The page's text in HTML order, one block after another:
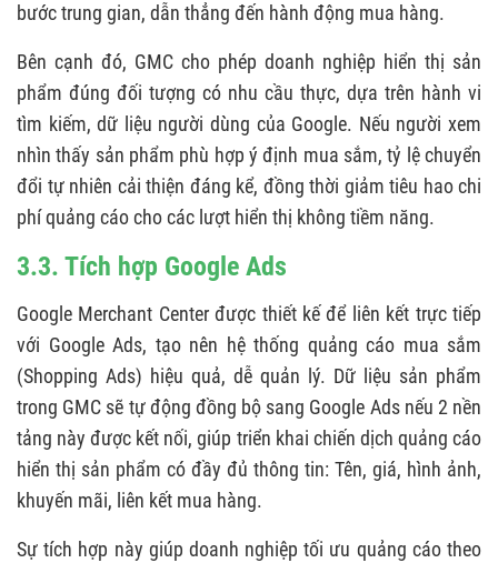
bước trung gian, dẫn thẳng đến hành động mua hàng.
Bên cạnh đó, GMC cho phép doanh nghiệp hiển thị sản
phẩm đúng đối tượng có nhu cầu thực, dựa trên hành vi
tìm kiếm, dữ liệu người dùng của Google. Nếu người xem
nhìn thấy sản phẩm phù hợp ý định mua sắm, tỷ lệ chuyển
đổi tự nhiên cải thiện đáng kể, đồng thời giảm tiêu hao chi
phí quảng cáo cho các lượt hiển thị không tiềm năng.
3.3. Tích hợp Google Ads
Google Merchant Center được thiết kế để liên kết trực tiếp
với Google Ads, tạo nên hệ thống quảng cáo mua sắm
(Shopping Ads) hiệu quả, dễ quản lý. Dữ liệu sản phẩm
trong GMC sẽ tự động đồng bộ sang Google Ads nếu 2 nền
tảng này được kết nối, giúp triển khai chiến dịch quảng cáo
hiển thị sản phẩm có đầy đủ thông tin: Tên, giá, hình ảnh,
khuyến mãi, liên kết mua hàng.
Sự tích hợp này giúp doanh nghiệp tối ưu quảng cáo theo